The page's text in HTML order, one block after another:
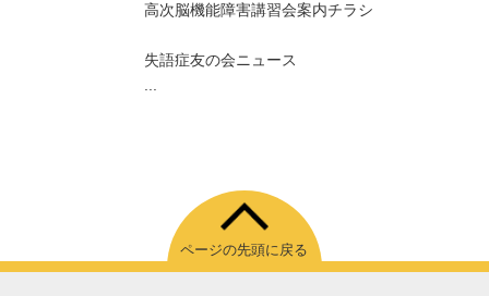
高次脳機能障害講習会案内チラシ
失語症友の会ニュース
ページの先頭に戻る